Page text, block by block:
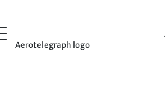
Aerotelegraph logo